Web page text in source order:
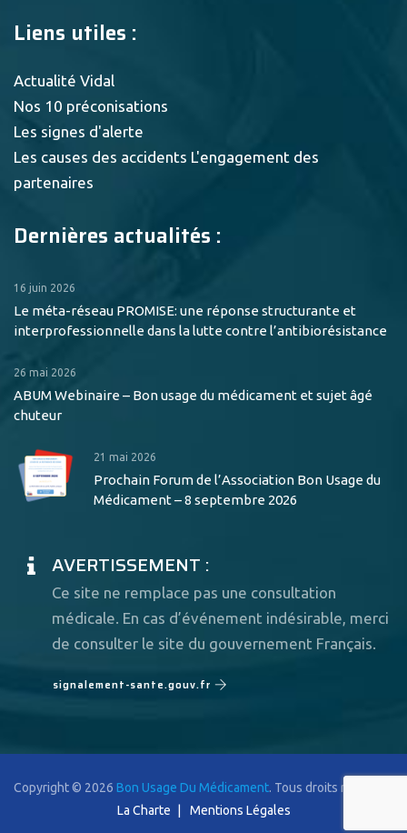
Liens utiles :
Actualité Vidal
Nos 10 préconisations
Les signes d'alerte
Les causes des accidents L'engagement des
partenaires
Dernières actualités :
16 juin 2026
Le méta-réseau PROMISE: une réponse structurante et
interprofessionnelle dans la lutte contre l’antibiorésistance
26 mai 2026
ABUM Webinaire – Bon usage du médicament et sujet âgé
chuteur
21 mai 2026
Prochain Forum de l’Association Bon Usage du
Médicament – 8 septembre 2026
AVERTISSEMENT :
Ce site ne remplace pas une consultation
médicale. En cas d’événement indésirable, merci
de consulter le site du gouvernement Français.
signalement-sante.gouv.fr
Copyright © 2026 Bon Usage Du Médicament. Tous droits réservés.
La Charte
Mentions Légales